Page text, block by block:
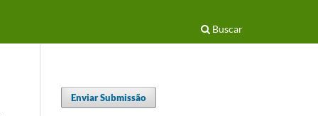
Buscar
Enviar Submissão